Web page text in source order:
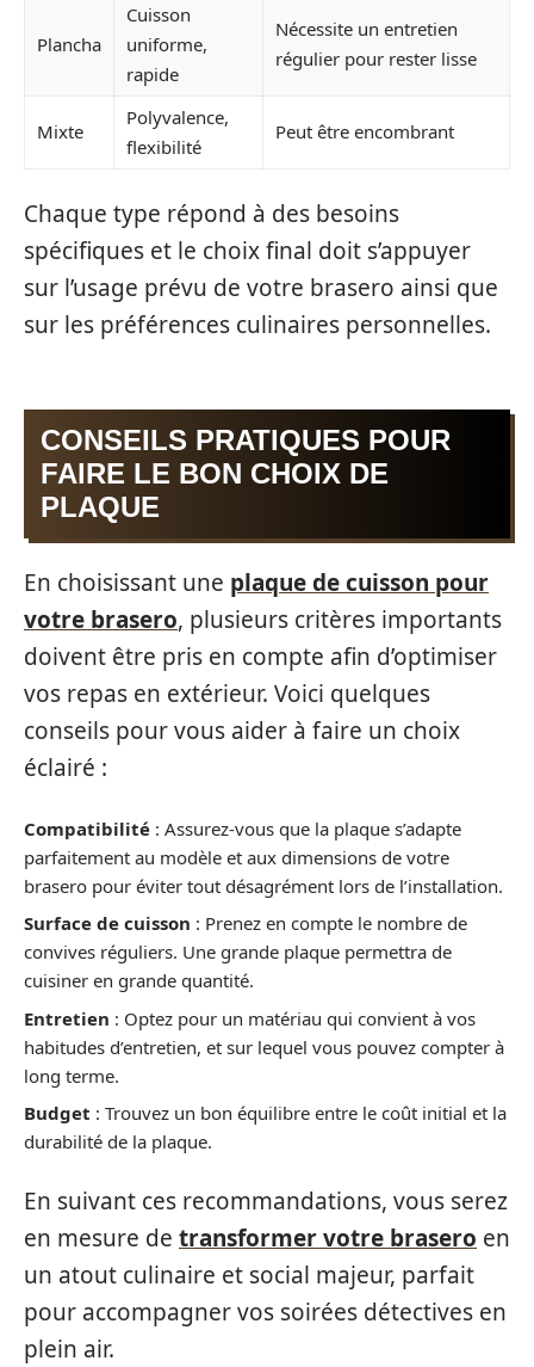
Plancha
Cuisson
uniforme,
rapide
Nécessite un entretien
régulier pour rester lisse
Mixte
Polyvalence,
flexibilité
Peut être encombrant
Chaque type répond à des besoins
spécifiques et le choix final doit s’appuyer
sur l’usage prévu de votre brasero ainsi que
sur les préférences culinaires personnelles.
CONSEILS PRATIQUES POUR
FAIRE LE BON CHOIX DE
PLAQUE
En choisissant une plaque de cuisson pour
votre brasero, plusieurs critères importants
doivent être pris en compte afin d’optimiser
vos repas en extérieur. Voici quelques
conseils pour vous aider à faire un choix
éclairé :
Compatibilité : Assurez-vous que la plaque s’adapte
parfaitement au modèle et aux dimensions de votre
brasero pour éviter tout désagrément lors de l’installation.
Surface de cuisson : Prenez en compte le nombre de
convives réguliers. Une grande plaque permettra de
cuisiner en grande quantité.
Entretien : Optez pour un matériau qui convient à vos
habitudes d’entretien, et sur lequel vous pouvez compter à
long terme.
Budget : Trouvez un bon équilibre entre le coût initial et la
durabilité de la plaque.
En suivant ces recommandations, vous serez
en mesure de transformer votre brasero en
un atout culinaire et social majeur, parfait
pour accompagner vos soirées détectives en
plein air.